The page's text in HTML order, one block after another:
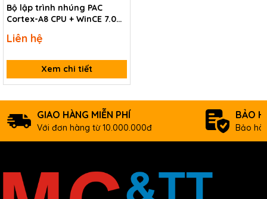
Bộ lập trình nhúng PAC
Cortex-A8 CPU + WinCE 7.0
CE7 CR
Liên hệ
Xem chi tiết
GIAO HÀNG MIỄN PHÍ
Với đơn hàng từ 10.000.000đ
BẢO
Bảo